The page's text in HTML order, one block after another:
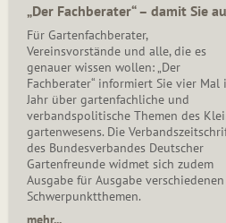
„Der Fachberater“ – damit Sie
Für Gartenfachberater,
Vereinsvorstände und alle, die es
genauer wissen wollen: „Der
Fachberater“ informiert Sie vier Mal
Jahr über gartenfachliche und
verbandspolitische Themen des
gar­ten­wesens. Die
des Bun­des­ver­ban­des Deutscher
Gartenfreunde widmet sich zudem
Ausgabe für Ausgabe verschiedenen
Schwer­punkt­the­men.
mehr...